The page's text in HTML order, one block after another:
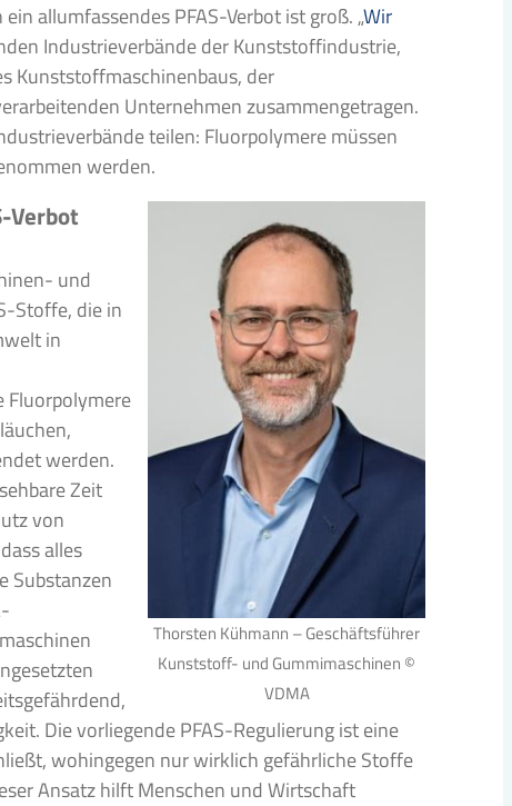
allumfassendes PFAS-Verbot ist groß. „Wir
Industrieverbände der Kunststoffindustrie,
Kunststoffmaschinenbaus, der
Unternehmen zusammengetragen.
teilen: Fluorpolymere müssen
werden.
Thorsten Kühmann – Geschäftsführer
Kunststoff- und Gummimaschinen ©
VDMA
Verbot
und
Stoffe, die in
in
Fluorpolymere
werden.
Zeit
von
alles
Substanzen
Die vorliegende PFAS-Regulierung ist eine
wohingegen nur wirklich gefährliche Stoffe
Ansatz hilft Menschen und Wirtschaft